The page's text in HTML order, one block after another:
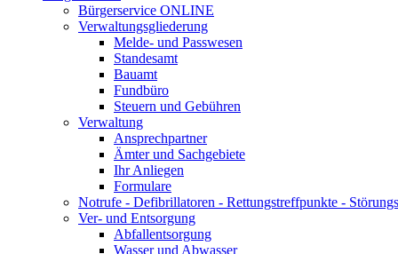
Bürgerservice ONLINE
Verwaltungsgliederung
Melde- und Passwesen
Standesamt
Bauamt
Fundbüro
Steuern und Gebühren
Verwaltung
Ansprechpartner
Ämter und Sachgebiete
Ihr Anliegen
Formulare
Notrufe - Defibrillatoren - Rettungstreffpunkte -
Ver- und Entsorgung
Abfallentsorgung
Wasser und Abwasser